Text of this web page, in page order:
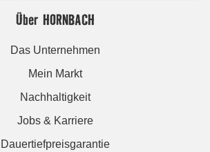
Über HORNBACH
Das Unternehmen
Mein Markt
Nachhaltigkeit
Jobs & Karriere
Dauertiefpreisgarantie